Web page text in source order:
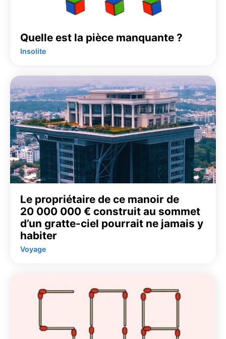
Quelle est la pièce manquante ?
Insolite
Le propriétaire de ce manoir de
20 000 000 € construit au sommet
d’un gratte-ciel pourrait ne jamais y
habiter
Voyage